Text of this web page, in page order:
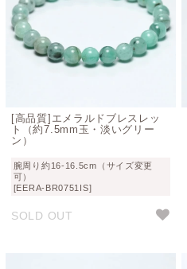
[高品質]エメラルドブレスレッ
ト（約7.5mm玉・淡いグリー
ン）
腕周り約16-16.5cm（サイズ変更
可）
[EERA-BR0751IS]
SOLD OUT